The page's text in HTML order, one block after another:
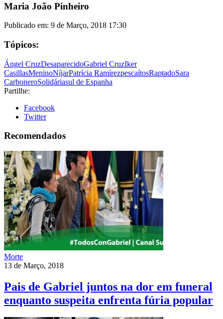
Maria João Pinheiro
Publicado em: 9 de Março, 2018 17:30
Tópicos:
Ángel CruzDesaparecidoGabriel CruzIker
CasillasMeninoNíjarPatrícia RamírezpescaítosRaptadoSara
CarboneroSolidáriasul de Espanha
Partilhe:
Facebook
Twitter
Recomendados
Morte
13 de Março, 2018
Pais de Gabriel juntos na dor em funeral
enquanto suspeita enfrenta fúria popular